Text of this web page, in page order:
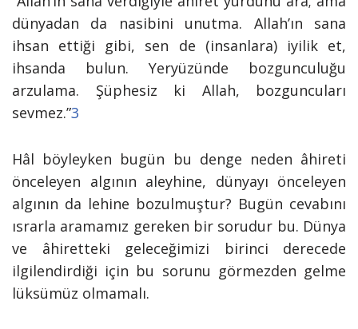
dünyadan da nasibini unutma. Allah’ın sana
ihsan ettiği gibi, sen de (insanlara) iyilik et,
ihsanda bulun. Yeryüzünde bozgunculuğu
arzulama. Şüphesiz ki Allah, bozguncuları
sevmez.”3
Hâl böyleyken bugün bu denge neden âhireti
önceleyen algının aleyhine, dünyayı önceleyen
algının da lehine bozulmuştur? Bugün cevabını
ısrarla aramamız gereken bir sorudur bu. Dünya
ve âhiretteki geleceğimizi birinci derecede
ilgilendirdiği için bu sorunu görmezden gelme
lüksümüz olmamalı.